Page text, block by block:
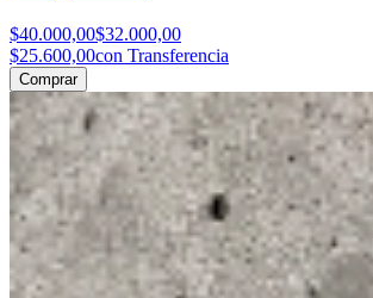
$40.000,00$32.000,00
$25.600,00con Transferencia
Comprar